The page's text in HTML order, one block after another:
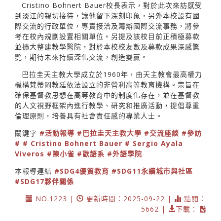
Cristino Bohnert Bauer校長表示，對於此次來訪感受
到淡江的親切接待，讓他留下深刻印象，另外本校設有國
際交流的行政單位，專責接洽及籌辦國際交流事務，將參
考在校內規劃設置相關單位。另提及該校目前正積極募款
並擴大整建教學醫院，對於本校校友數及募款成果深感驚
艷，期待未來持續深化交流，創造雙贏。
巴拉圭天主教大學成立於1960年，由天主教會最高權力
機構梵蒂岡教廷依法設立的非營利高等教育機構。宗旨在
確保基督教思想在高等教育中的制度化存在，並在基督教
的人文視野框架內進行教學、研究和推廣活動，提倡尊重
倫理原則，培養具有社會責任感的專業人士。
關鍵字 #活動報導 #巴拉圭天主教大學 #交流座談 #參訪
# # Cristino Bohnert Bauer # Sergio Ayala
Viveros #陳小雀 #歐語系 #外語學院
本報導連結 #SDG4優質教育 #SDG11永續城市與社區
#SDG17夥伴關係
NO.1223 |
更新時間：2025-09-22 |
點閱：
5662 |
下載：